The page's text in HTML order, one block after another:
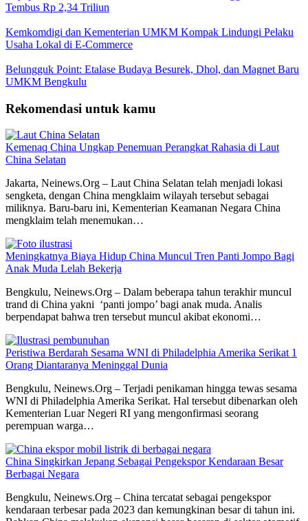
Tembus Rp 2,34 Triliun
Kemkomdigi dan Kementerian UMKM Kompak Lindungi Pelaku
Usaha Lokal di E-Commerce
Belungguk Point: Etalase Budaya Besurek, Dhol, dan Magnet Baru
UMKM Bengkulu
Rekomendasi untuk kamu
Kemenaq China Ungkap Penemuan Perangkat Rahasia di Laut
China Selatan
Jakarta, Neinews.Org – Laut China Selatan telah menjadi lokasi
sengketa, dengan China mengklaim wilayah tersebut sebagai
miliknya. Baru-baru ini, Kementerian Keamanan Negara China
mengklaim telah menemukan…
Meningkatnya Biaya Hidup China Muncul Tren Panti Jompo Bagi
Anak Muda Lelah Bekerja
Bengkulu, Neinews.Org – Dalam beberapa tahun terakhir muncul
trand di China yakni ‘panti jompo’ bagi anak muda. Analis
berpendapat bahwa tren tersebut muncul akibat ekonomi…
Peristiwa Berdarah Sesama WNI di Philadelphia Amerika Serikat 1
Orang Diantaranya Meninggal Dunia
Bengkulu, Neinews.Org – Terjadi penikaman hingga tewas sesama
WNI di Philadelphia Amerika Serikat. Hal tersebut dibenarkan oleh
Kementerian Luar Negeri RI yang mengonfirmasi seorang
perempuan warga…
China Singkirkan Jepang Sebagai Pengekspor Kendaraan Besar
Berbagai Negara
Bengkulu, Neinews.Org – China tercatat sebagai pengekspor
kendaraan terbesar pada 2023 dan kemungkinan besar di tahun ini.